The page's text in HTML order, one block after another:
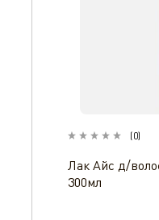
(0)
Лак Айс д/
300мл